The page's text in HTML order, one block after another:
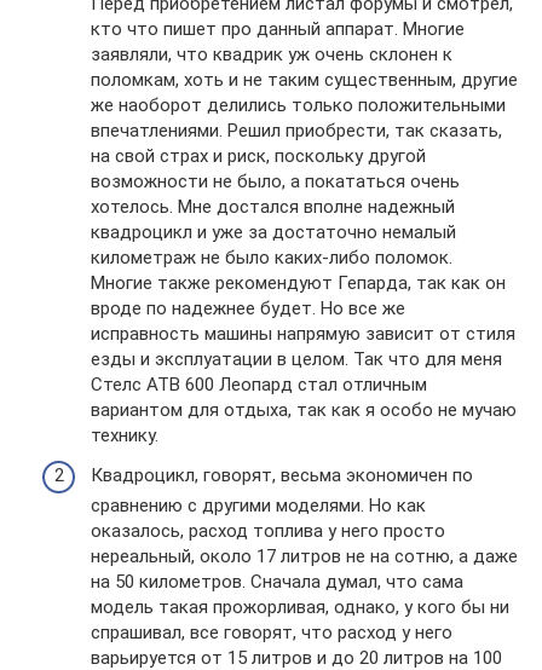
кто что пишет про данный аппарат. Многие
заявляли, что квадрик уж очень склонен к
поломкам, хоть и не таким существенным, другие
же наоборот делились только положительными
впечатлениями. Решил приобрести, так сказать,
на свой страх и риск, поскольку другой
возможности не было, а покататься очень
хотелось. Мне достался вполне надежный
квадроцикл и уже за достаточно немалый
километраж не было каких-либо поломок.
Многие также рекомендуют Гепарда, так как он
вроде по надежнее будет. Но все же
исправность машины напрямую зависит от стиля
езды и эксплуатации в целом. Так что для меня
Стелс АТВ 600 Леопард стал отличным
вариантом для отдыха, так как я особо не мучаю
технику.
Квадроцикл, говорят, весьма экономичен по
сравнению с другими моделями. Но как
оказалось, расход топлива у него просто
нереальный, около 17 литров не на сотню, а даже
на 50 километров. Сначала думал, что сама
модель такая прожорливая, однако, у кого бы ни
спрашивал, все говорят, что расход у него
варьируется от 15 литров и до 20 литров на 100